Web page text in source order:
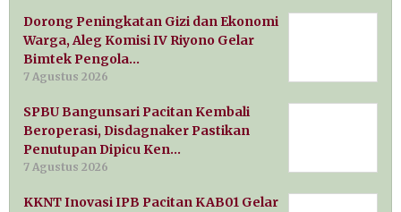
Dorong Peningkatan Gizi dan Ekonomi
Warga, Aleg Komisi IV Riyono Gelar
Bimtek Pengola…
7 Agustus 2026
SPBU Bangunsari Pacitan Kembali
Beroperasi, Disdagnaker Pastikan
Penutupan Dipicu Ken…
7 Agustus 2026
KKNT Inovasi IPB Pacitan KAB01 Gelar